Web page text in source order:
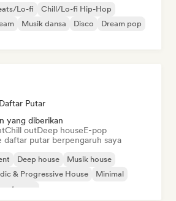
Lo-fi
Chill/Lo-fi Hip-Hop
Musik dansa Disco
Dream pop
Putar
yang diberikan
Chill outDeep houseE-pop
daftar putar berpengaruh saya
Deep house
Musik house
& Progressive House
Minimal